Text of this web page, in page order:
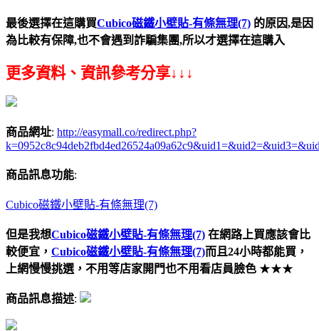
最後選擇在這購買Cubico磁鐵小壁貼-有條無理(7) 的原因,是因
為比較有保障,也不會遇到詐騙集團,所以才選擇在這購入
更多資料、資訊參考分享↓↓↓
商品網址: http://easymall.co/redirect.php?
商品訊息功能:
Cubico磁鐵小壁貼-有條無理(7)
但是我想Cubico磁鐵小壁貼-有條無理(7) 在網路上買應該會比
較便宜， Cubico磁鐵小壁貼-有條無理(7)而且24小時都能買，
上網慢慢挑選，不用等店家開門也不用看店員臉色 ★★★
商品訊息描述: